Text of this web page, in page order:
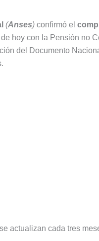
(Anses) confirmó el
hoy con la Pensión no
del Documento
actualizan cada tres